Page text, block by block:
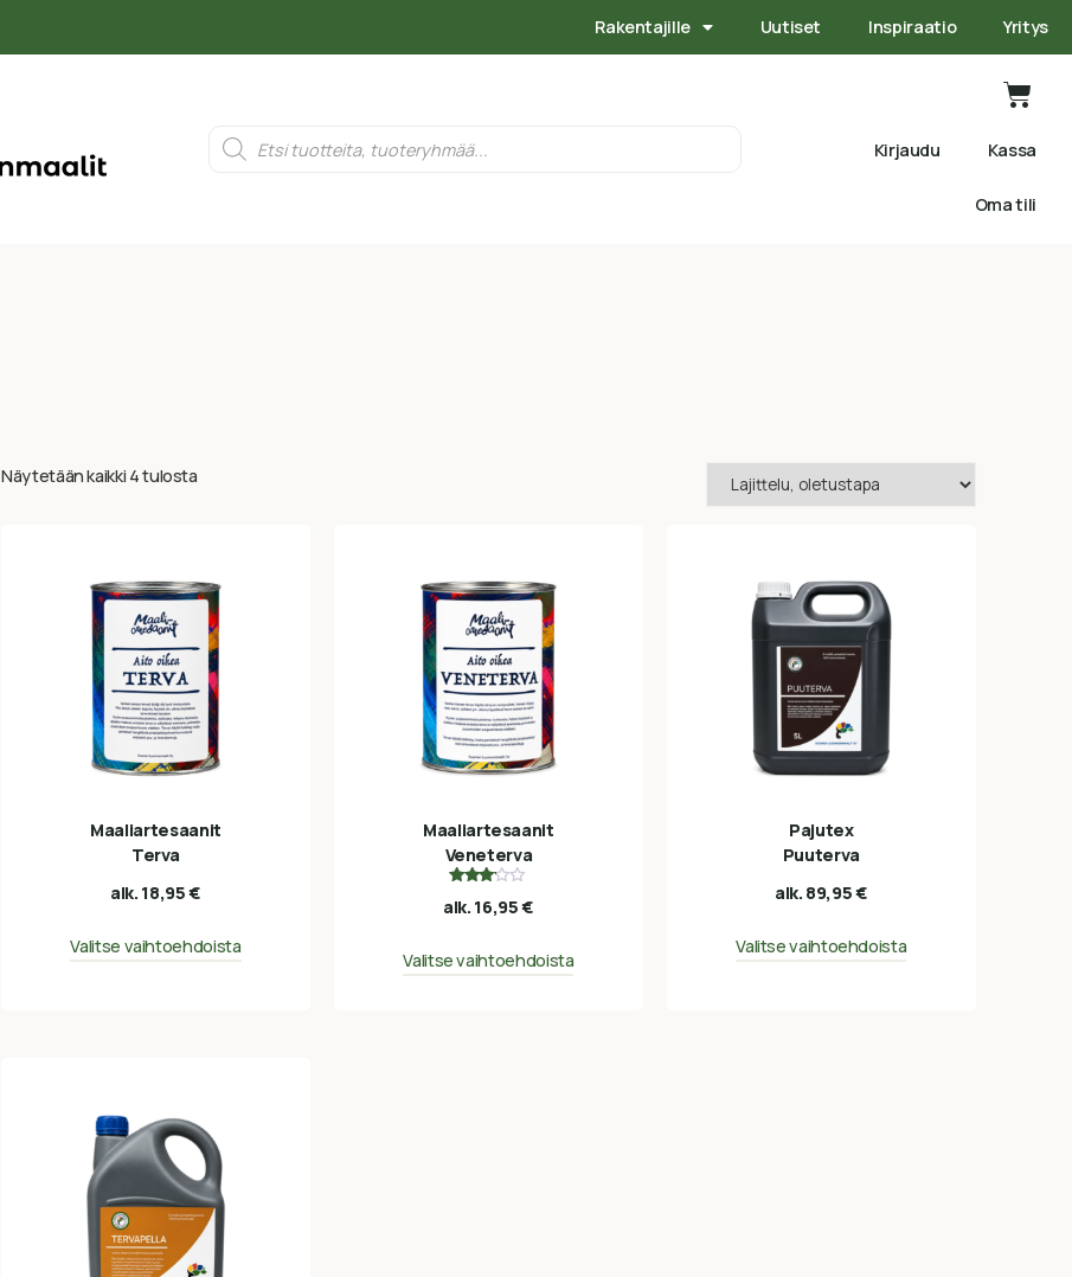
Rakentajille Uutiset Inspiraatio Yritys
Kirjaudu Kassa
Oma tili
Näytetään kaikki 4 tulosta
Maaliartesaanit
Terva
alk. 18,95€
Valitse vaihtoehdoista
Maaliartesaanit
Veneterva
tuotteesta:
alk. 16,95€
Valitse vaihtoehdoista
Pajutex
Puuterva
alk. 89,95€
Valitse vaihtoehdoista